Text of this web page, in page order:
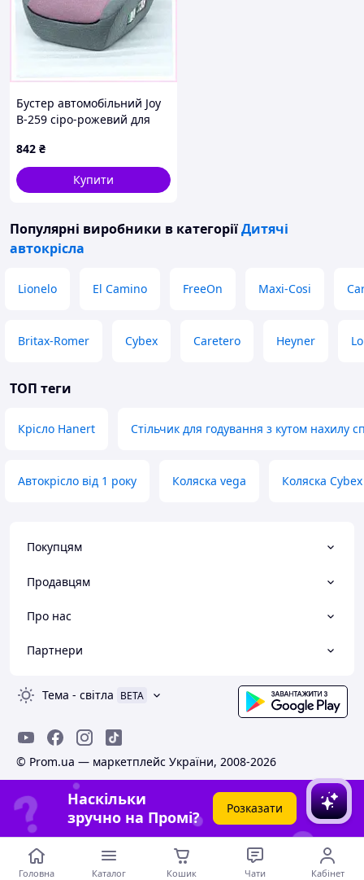
Бустер автомобільний Joy
B-259 сіро-рожевий для
K900M4053
842 ₴
Купити
Популярні виробники в категоріїДитячі
автокрісла
Lionelo El Camino FreeOn Maxi-Cosi
Britax-Romer Cybex Caretero Heyner
ТОП теги
Крісло Hanert Стільчик для годування з кутом нахилу
Автокрісло від 1 року Коляска vega Коляска
Покупцям
Продавцям
Про нас
Партнери
Тема - світла BETA
© Prom.ua — маркетплейс України, 2008-2026
Наскільки
зручно на Промі?
Розказати
Головна Каталог Кошик Чати Кабінет